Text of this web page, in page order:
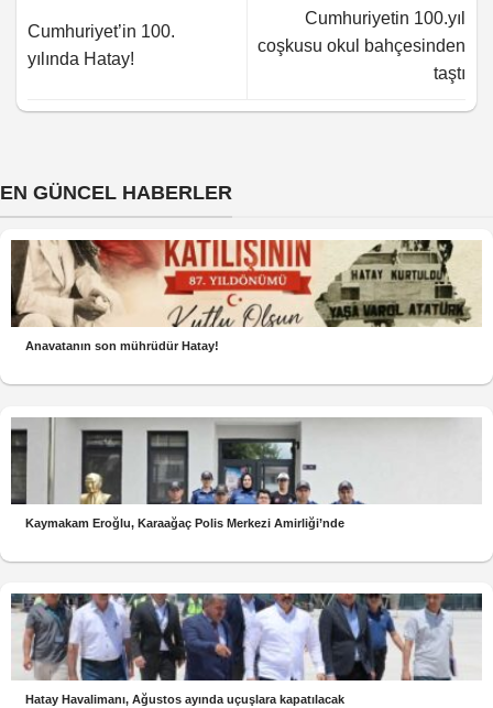
Cumhuriyet’in 100.
yılında Hatay!
Cumhuriyetin 100.yıl
coşkusu okul bahçesinden
taştı
EN GÜNCEL HABERLER
Anavatanın son mührüdür Hatay!
Kaymakam Eroğlu, Karaağaç Polis Merkezi Amirliği’nde
Hatay Havalimanı, Ağustos ayında uçuşlara kapatılacak